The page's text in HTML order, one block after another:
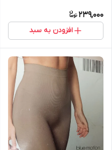
239,000
افزودن به سبد